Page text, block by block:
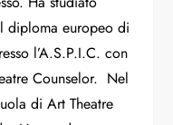
diploma europeo di
l’A.S.P.I.C. con
Counselor. Nel
di Art Theatre